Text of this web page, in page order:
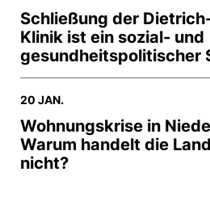
Schließung der
Klinik ist ein sozial- und
gesundheitspolitischer
20 JAN.
Wohnungskrise in
Warum handelt die
nicht?